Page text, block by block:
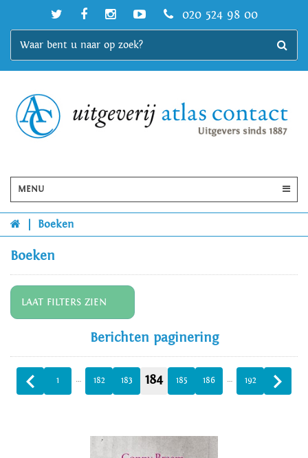
020 524 98 00
MENU
Boeken
Boeken
LAAT FILTERS ZIEN
Berichten paginering
1 … 182 183 184 185 186 … 192